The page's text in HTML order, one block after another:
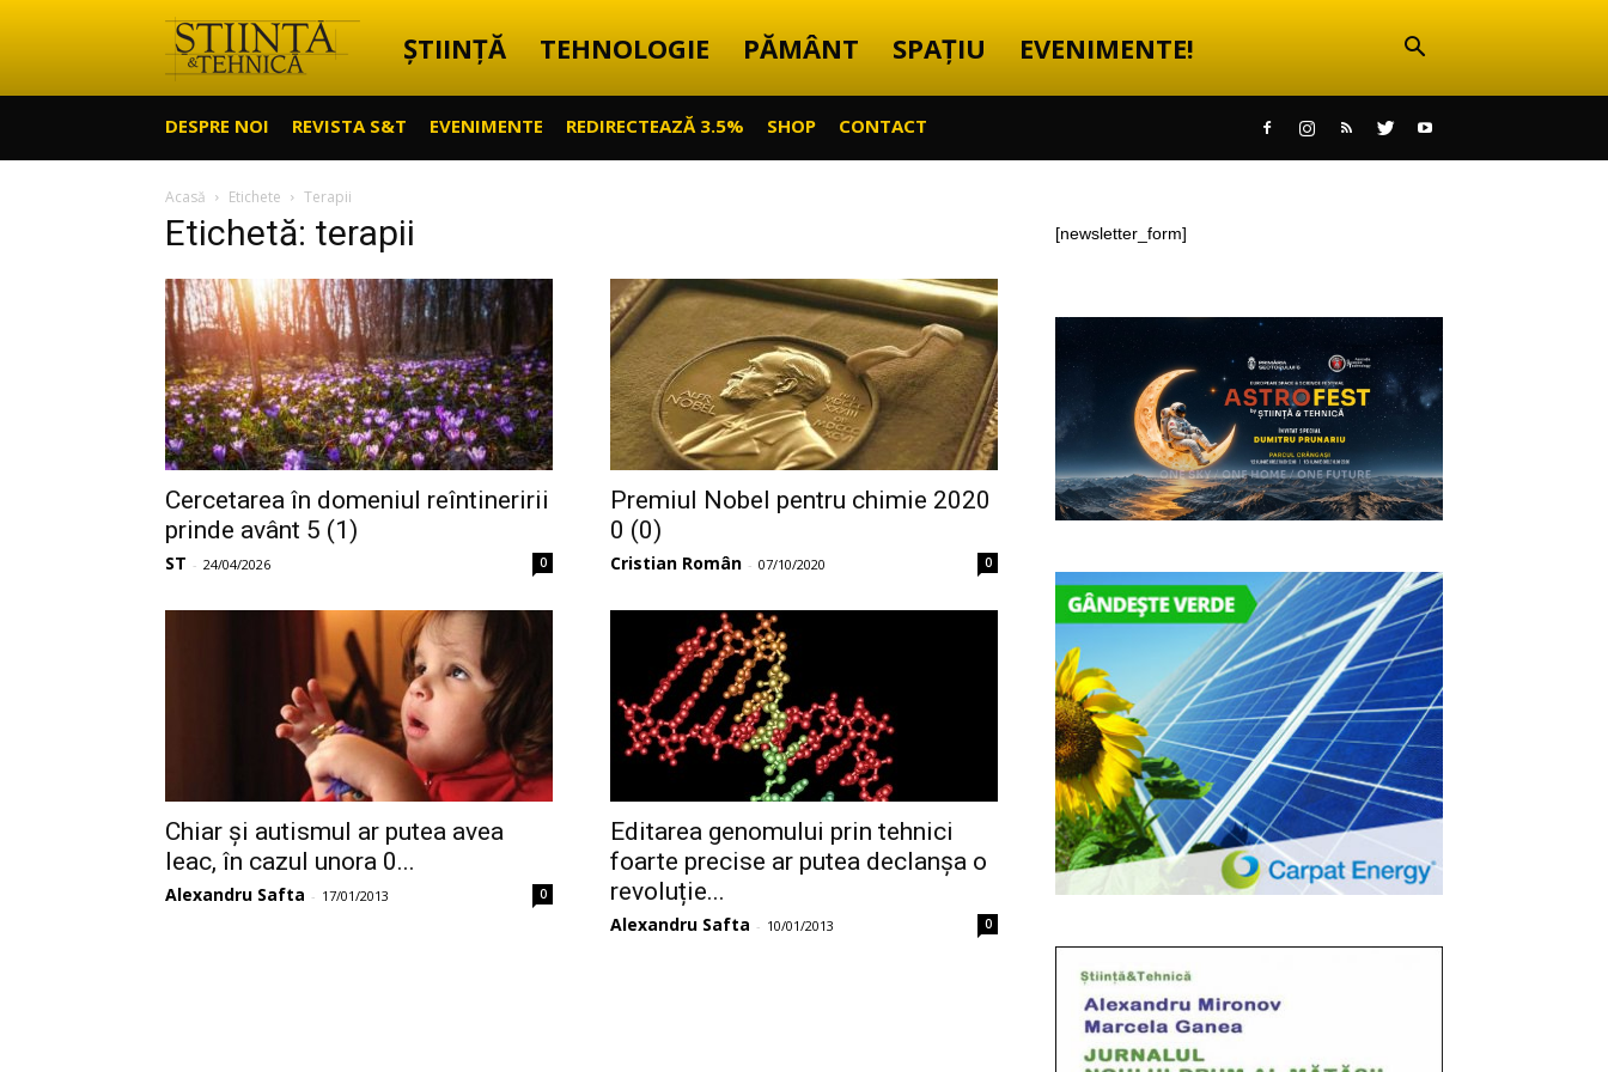
Știință
Tehnică
ȘTIINȚĂ TEHNOLOGIE PĂMÂNT SPAȚIU EVENIMENTE!
DESPRE NOI REVISTA S&T EVENIMENTE REDIRECTEAZĂ 3.5% SHOP CONTACT
Acasă Etichete Terapii
Etichetă: terapii
Cercetarea în domeniul reîntineririi
prinde avânt 5 (1)
ST - 24/04/2026 0
Premiul Nobel pentru chimie 2020
0 (0)
Cristian Român - 07/10/2020 0
Chiar și autismul ar putea avea
leac, în cazul unora 0...
Alexandru Safta - 17/01/2013 0
Editarea genomului prin tehnici
foarte precise ar putea declanșa o
revoluție...
Alexandru Safta - 10/01/2013 0
[newsletter_form]